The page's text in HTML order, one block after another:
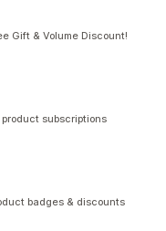
Gift & Volume Discount!
subscriptions
badges & discounts